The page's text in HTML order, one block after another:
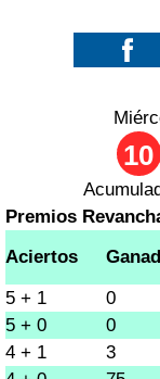
10
Premios
Aciertos
5 + 1
0
5 + 0
0
4 + 1
3